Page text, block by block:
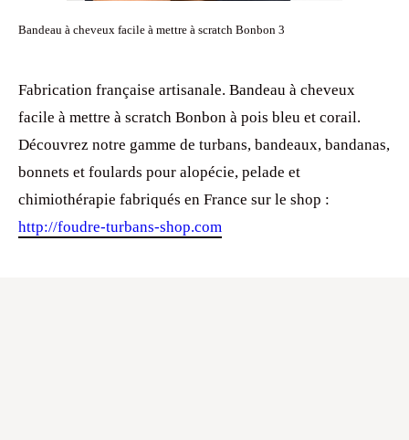
Bandeau à cheveux facile à mettre à scratch Bonbon 3
Fabrication française artisanale. Bandeau à cheveux
facile à mettre à scratch Bonbon à pois bleu et corail.
Découvrez notre gamme de turbans, bandeaux, bandanas,
bonnets et foulards pour alopécie, pelade et
chimiothérapie fabriqués en France sur le shop :
http://foudre-turbans-shop.com